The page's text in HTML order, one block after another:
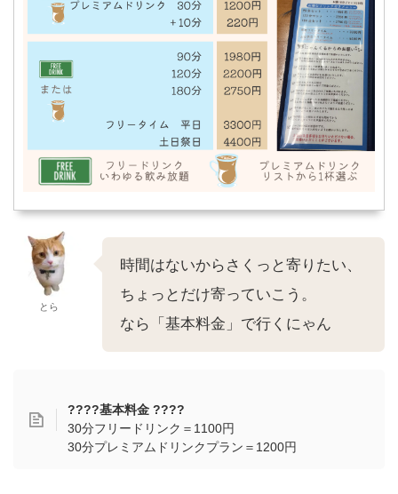
とら
時間はないからさくっと寄りたい、
ちょっとだけ寄っていこう。
なら「基本料金」で行くにゃん
????基本料金 ????
30分フリードリンク＝1100円
30分プレミアムドリンクプラン＝1200円